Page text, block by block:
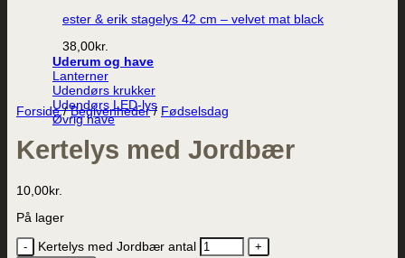
ester & erik stagelys 42 cm – velvet mat black
38,00kr.
Uderum og have
Lanterner
Udendørs krukker
Udendørs LED-lys
Øvrig have
Forside / Begivenheder / Fødselsdag
Kertelys med Jordbær
10,00kr.
På lager
Kertelys med Jordbær antal